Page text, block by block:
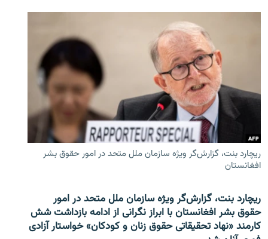
ریچارد بنت، گزارش‌گر ویژه سازمان ملل متحد در امور حقوق بشر
افغانستان
ریچارد بنت، گزارش‌گر ویژه سازمان ملل متحد در امور
حقوق بشر افغانستان با ابراز نگرانی از ادامه بازداشت شش
کارمند «نهاد تحقیقاتی حقوق زنان و کودکان» خواستار آزادی